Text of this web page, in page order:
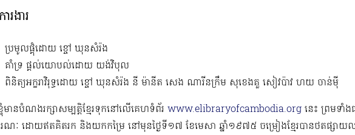
រងារ
ប្រមូលផ្ដុំដោយ ខ្ចៅ ឃុនសំរ៉ង
គាំទ្រ ផ្ដល់យោបល់ដោយ យង់វិបុល
ពិនិត្យអក្ខរាវិរុទ្ធដោយ​ ខ្ចៅ ឃុនសំរ៉ង នី ម៉ានីត សេង ណារីនក្រឹម សុខេងគួ សៀវប៉ាវ ហយ ចាន់ម៉ី
មានបំណងរក្សាសម្បត្តិខ្មែរទុកនៅលើគេហទំព័រ www.elibraryofcambodia.org នេះ ព្រមទាំ
ណៈ ដោយឥតគិតរក និងយកកម្រៃ នៅមុនថ្ងៃទី១៧ ខែមេសា ឆ្នាំ១៩៧៥ ចម្រៀងខ្មែរបានថតផ្ស